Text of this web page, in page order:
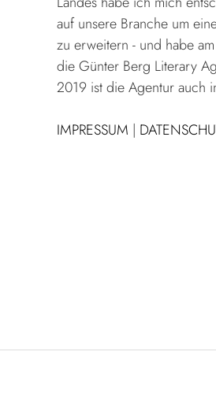
auf unsere Branche um
zu erweitern - und habe
die Günter Berg Literary
2019 ist die Agentur auch
IMPRESSUM |